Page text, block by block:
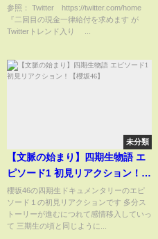
小企業診断士YouTuber マキノヤ
先生 経営コンサルタント 牧野
谷輝】#603
参照： Twitter https://twitter.com/home
『二回目の現金一律給付を求めます が
Twitterトレンド入り ...
未分類
【文脈の始まり】四期生物語 エ
ピソード1 初見リアクション！
【櫻坂46】
櫻坂46の四期生ドキュメンタリーのエピ
ソード１の初見リアクションです 多分ス
トーリーが進むにつれて感情移入していっ
て 三期生の頃と同じように...